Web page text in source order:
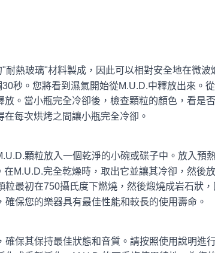
熱玻璃"材料製成，因此可以相對安全地在微波
秒。您將看到濕氣開始從M.U.D.中釋放出來。
。當小瓶完全冷卻後，檢查顆粒的顏色，看是
每次烘烤之間讓小瓶完全冷卻。
顆粒放入一個乾淨的小碗或碟子中。放入預
M.U.D.完全乾燥時，取出它並讓其冷卻，然後
最初在750攝氏度下燃燒，然後煅燒成岩石狀，
保您的樂器具有最佳性能和較長的使用壽命。
保其保持最佳狀態和音質。請按照使用說明進行